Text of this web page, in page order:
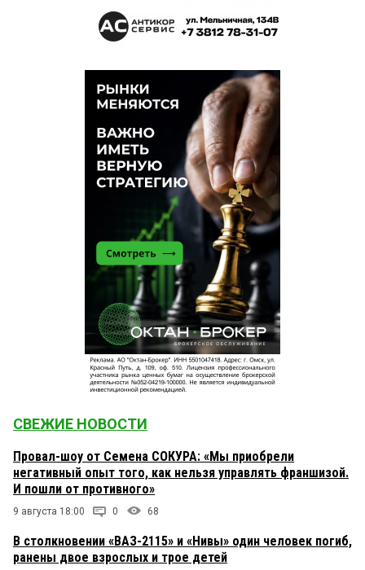
СВЕЖИЕ НОВОСТИ
Провал-шоу от Семена СОКУРА: «Мы приобрели
негативный опыт того, как нельзя управлять франшизой.
И пошли от противного»
9 августа 18:00 0 68
В столкновении «ВАЗ-2115» и «Нивы» один человек погиб,
ранены двое взрослых и трое детей